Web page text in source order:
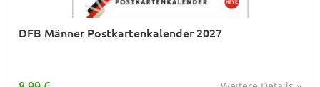
DFB Männer Postkartenkalender 2027